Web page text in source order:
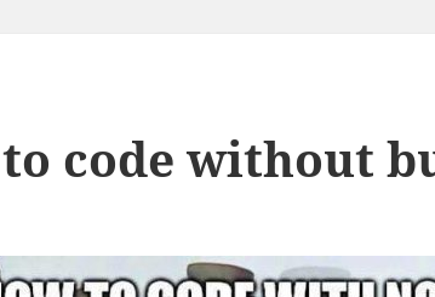
code without